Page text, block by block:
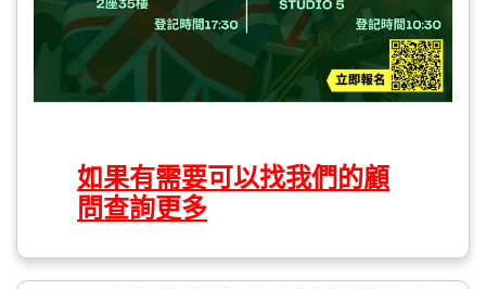
如果有需要可以找我們的顧
問查詢更多